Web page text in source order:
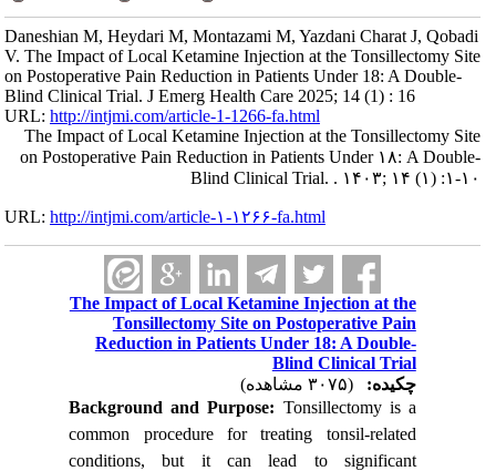
Daneshian M, Heydari M, Montazami M, Yazdani Charat J, Qobadi
V. The Impact of Local Ketamine Injection at the Tonsillectomy Site
on Postoperative Pain Reduction in Patients Under 18: A Double-
Blind Clinical Trial. J Emerg Health Care 2025; 14 (1) : 16
URL:http://intjmi.com/article-1-1266-fa.html
The Impact of Local Ketamine Injection at the Tonsillectomy Site
on Postoperative Pain Reduction in Patients Under ۱۸: A Double-
Blind Clinical Trial. . ۱۴۰۳; ۱۴ (۱) :۱-۱۰
URL:http://intjmi.com/article-۱-۱۲۶۶-fa.html
The Impact of Local Ketamine Injection at the
Tonsillectomy Site on Postoperative Pain
Reduction in Patients Under 18: A Double-
Blind Clinical Trial
چکیده:
Background and Purpose:Tonsillectomy is a
common procedure for treating tonsil-related
conditions, but it can lead to significant